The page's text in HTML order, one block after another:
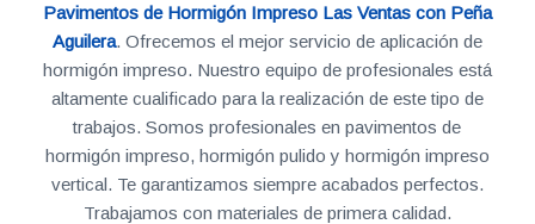
Pavimentos de Hormigón Impreso Las Ventas con Peña
Aguilera. Ofrecemos el mejor servicio de aplicación de
hormigón impreso. Nuestro equipo de profesionales está
altamente cualificado para la realización de este tipo de
trabajos. Somos profesionales en pavimentos de
hormigón impreso, hormigón pulido y hormigón impreso
vertical. Te garantizamos siempre acabados perfectos.
Trabajamos con materiales de primera calidad.